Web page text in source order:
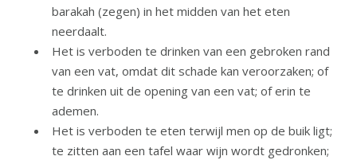
barakah (zegen) in het midden van het eten
neerdaalt.
Het is verboden te drinken van een gebroken rand
van een vat, omdat dit schade kan veroorzaken; of
te drinken uit de opening van een vat; of erin te
ademen.
Het is verboden te eten terwijl men op de buik ligt;
te zitten aan een tafel waar wijn wordt gedronken;